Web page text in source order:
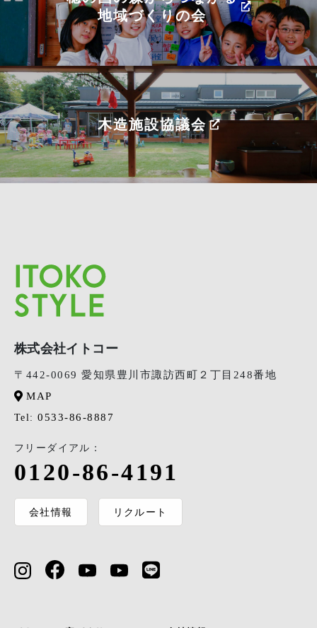
地域づくりの会
木造施設協議会
株式会社イトコー
〒442-0069 愛知県豊川市諏訪西町２丁目248番地
MAP
Tel: 0533-86-8887
フリーダイアル：
0120-86-4191
会社情報 リクルート